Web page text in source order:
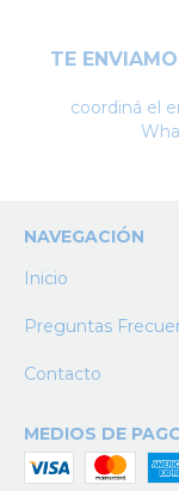
TE
coordiná el
NAVEGACIÓN
Inicio
Preguntas
Contacto
MEDIOS DE